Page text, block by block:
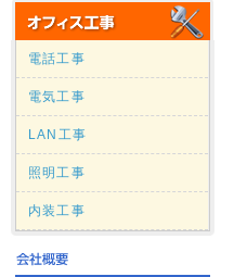
電話工事
電気工事
LAN工事
照明工事
内装工事